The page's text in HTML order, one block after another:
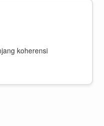
koherensi